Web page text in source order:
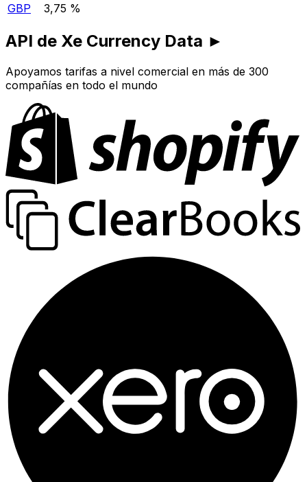
GBP
3,75 %
API de Xe Currency Data ►
Apoyamos tarifas a nivel comercial en más de 300
compañías en todo el mundo